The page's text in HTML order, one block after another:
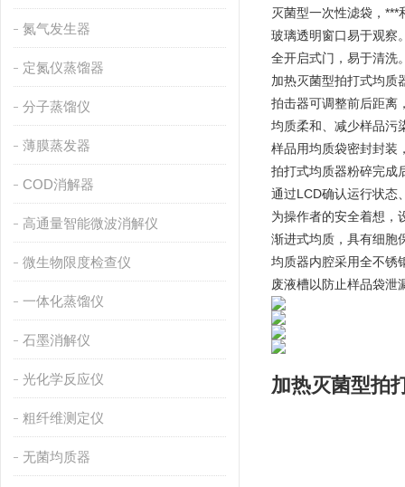
氮气发生器
定氮仪蒸馏器
分子蒸馏仪
薄膜蒸发器
COD消解器
高通量智能微波消解仪
微生物限度检查仪
一体化蒸馏仪
石墨消解仪
光化学反应仪
粗纤维测定仪
无菌均质器
灭菌型一次性滤袋，***
玻璃透明窗口易于观察
全开启式门，易于清洗
加热灭菌型拍打式均质
拍击器可调整前后距离
均质柔和、减少样品污
样品用均质袋密封封装
拍打式均质器粉碎完成
通过LCD确认运行状态
为操作者的安全着想，
渐进式均质，具有细胞
均质器内腔采用全不锈
废液槽以防止样品袋泄
加热灭菌型拍